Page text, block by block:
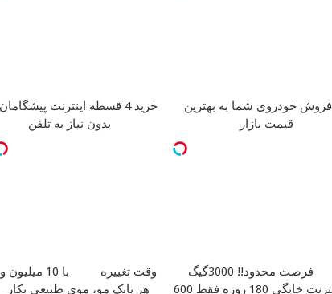
فروش خودروی شما به بهترین
قیمت بازار
خرید 4 قسطه اینترنت پیشگامان
بدون نیاز به تلفن
فرصت محدود!! 3000گیگ
اینترنت خانگی 180 روزه فقط 600
وقت تغییره
با 10 میلیون و
هر بانک مو، موی طبیعی بکار